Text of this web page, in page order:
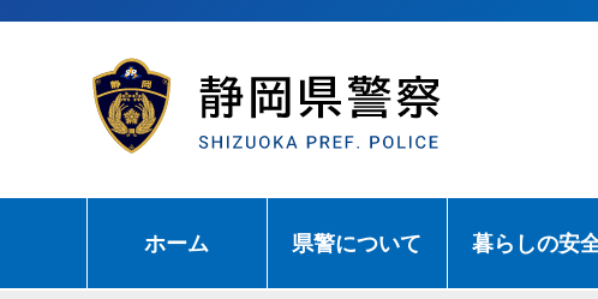
ホーム 県警について 暮らしの安